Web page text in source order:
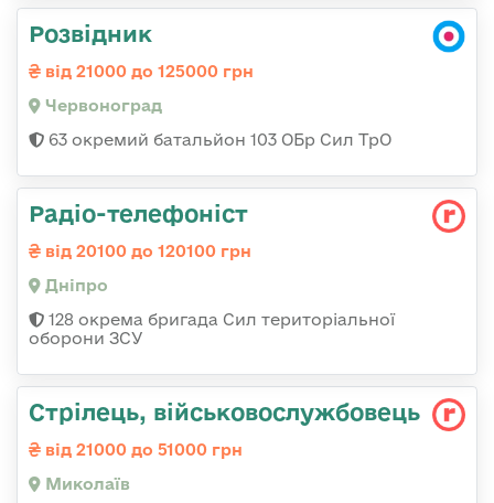
Розвідник
від 21000 до 125000 грн
Червоноград
63 окремий батальйон 103 ОБр Сил ТрО
Радіо-телефоніст
від 20100 до 120100 грн
Дніпро
128 окрема бригада Сил територіальної
оборони ЗСУ
Стрілець, військовослужбовець
від 21000 до 51000 грн
Миколаїв